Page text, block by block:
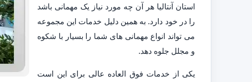
استان آنتالیا هر آن چه مورد نیاز یک مهمانی باشد
را در خود دارد. به همین دلیل خدمات این مجموعه
می تواند انواع مهمانی های شما را بسیار با شکوه
و مجلل جلوه دهد.
یکی از خدمات فوق العاده عالی برای این است